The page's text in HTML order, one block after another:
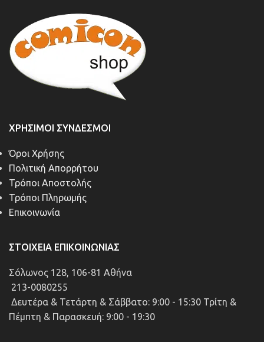
ΧΡΉΣΙΜΟΙ ΣΎΝΔΕΣΜΟΙ
Όροι Χρήσης
Πολιτική Απορρήτου
Τρόποι Αποστολής
Τρόποι Πληρωμής
Επικοινωνία
ΣΤΟΙΧΕΊΑ ΕΠΙΚΟΙΝΩΝΊΑΣ
Σόλωνος 128, 106-81 Αθήνα
213-0080255
Δευτέρα & Τετάρτη & Σάββατο: 9:00 - 15:30 Τρίτη &
Πέμπτη & Παρασκευή: 9:00 - 19:30